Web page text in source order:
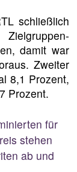
schließlich
damit war
Zweiter
8,1 Prozent,
Prozent.
für
stehen
ab und